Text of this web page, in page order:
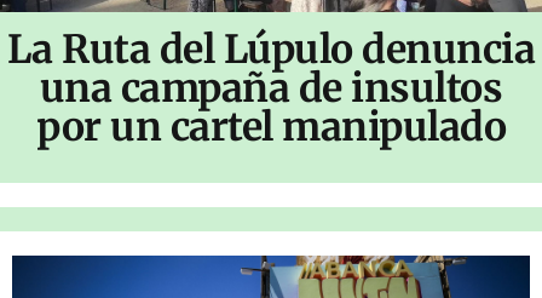
La Ruta del Lúpulo denuncia
una campaña de insultos
por un cartel manipulado